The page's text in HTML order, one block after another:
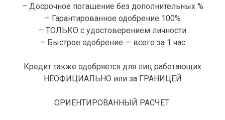
– Досрочное погашение без дополнительных %
– Гарантированное одобрение 100%
– ТОЛЬКО с удостоверением личности
– Быстрое одобрение — всего за 1 час
Кредит также одобряется для лиц работающих
НЕОФИЦИАЛЬНО или за ГРАНИЦЕЙ
ОРИЕНТИРОВАННЫЙ РАСЧЕТ: